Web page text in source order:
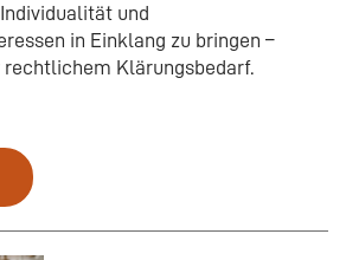
und
in Einklang zu bringen –
Klärungsbedarf.